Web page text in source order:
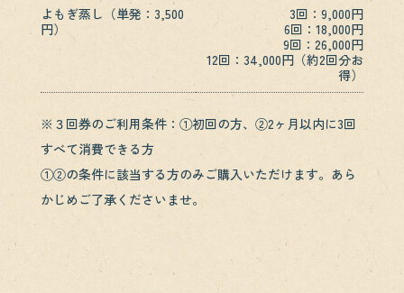
よもぎ蒸し（単発：3,500
円）
3回：9,000円
6回：18,000円
9回：26,000円
12回：34,000円（約2回分お
得）
※３回券のご利用条件：①初回の方、②2ヶ月以内に3回
すべて消費できる方
①②の条件に該当する方のみご購入いただけます。あら
かじめご了承くださいませ。